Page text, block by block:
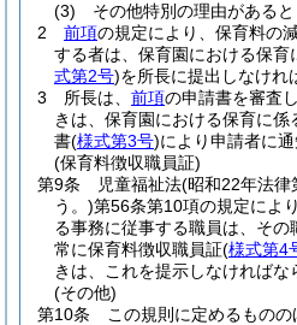
(3)
その他特別の理由があると
2
前項の規定により、保育料の
する者は、保育園における保
式第2号)を所長に提出しなけれ
3
所長は、 前項の申請書を審査
きは、保育園における保育に
書(様式第3号)により申請者に通
(保育料徴収職員証)
第9条
児童福祉法(昭和22年法律
う。)第56条第10項の規定によ
る事務に従事する職員は、その
常に保育料徴収職員証(様式第4
きは、これを提示しなければな
(その他)
第10条
この規則に定めるもの